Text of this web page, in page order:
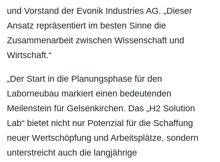
und Vorstand der Evonik Industries AG. „Dieser
Ansatz repräsentiert im besten Sinne die
Zusammenarbeit zwischen Wissenschaft und
Wirtschaft.“
„Der Start in die Planungsphase für den
Laborneubau markiert einen bedeutenden
Meilenstein für Gelsenkirchen. Das „H2 Solution
Lab“ bietet nicht nur Potenzial für die Schaffung
neuer Wertschöpfung und Arbeitsplätze, sondern
unterstreicht auch die langjährige